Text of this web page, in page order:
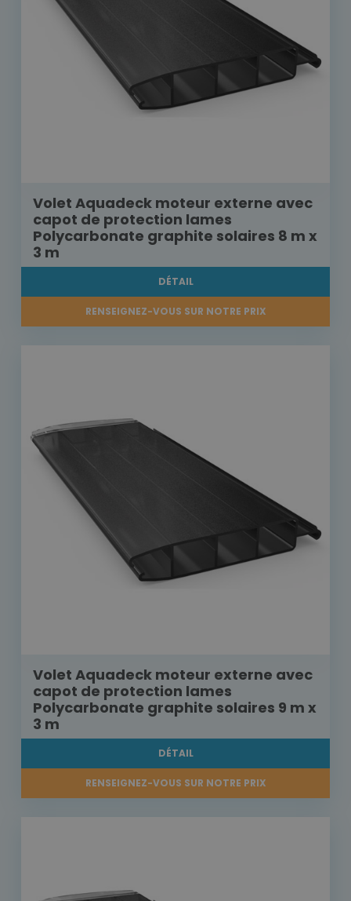
Volet Aquadeck moteur externe avec
capot de protection lames
Polycarbonate graphite solaires 8 m x
3 m
DÉTAIL
RENSEIGNEZ-VOUS SUR NOTRE PRIX
Volet Aquadeck moteur externe avec
capot de protection lames
Polycarbonate graphite solaires 9 m x
3 m
DÉTAIL
RENSEIGNEZ-VOUS SUR NOTRE PRIX